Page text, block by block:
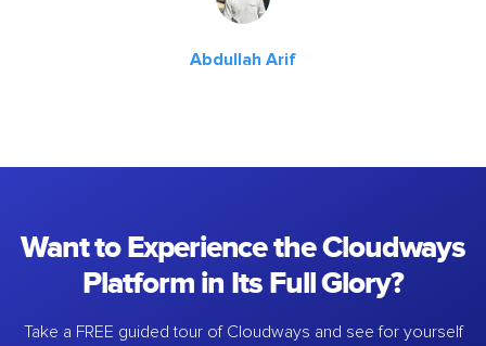
Abdullah Arif
Want to Experience the Cloudways
Platform in Its Full Glory?
Take a FREE guided tour of Cloudways and see for yourself